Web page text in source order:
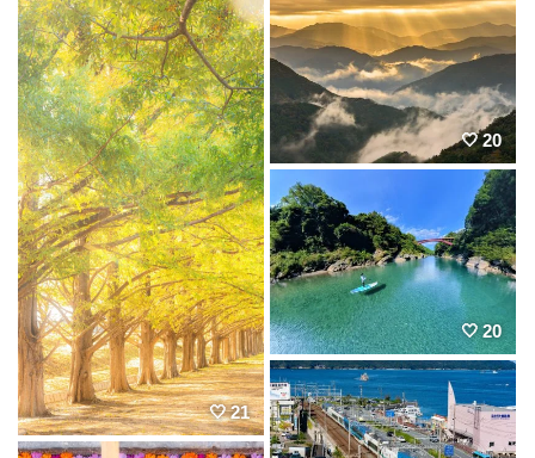
21
20
20